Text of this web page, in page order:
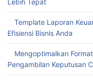
Lebih Tepat
Template Laporan
Efisiensi Bisnis Anda
Mengoptimalkan
Pengambilan Keputusan